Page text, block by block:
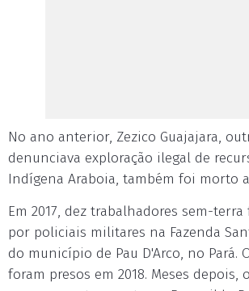
No ano anterior, Zezico Guajajara,
denunciava exploração ilegal de
Indígena Araboia, também foi morto
Em 2017, dez trabalhadores sem-
por policiais militares na Fazenda
do município de Pau D'Arco, no Pará.
foram presos em 2018. Meses depois,